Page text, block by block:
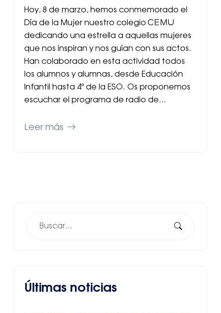
Hoy, 8 de marzo, hemos conmemorado el
Día de la Mujer nuestro colegio CEMU
dedicando una estrella a aquellas mujeres
que nos inspiran y nos guían con sus actos.
Han colaborado en esta actividad todos
los alumnos y alumnas, desde Educación
Infantil hasta 4º de la ESO. Os proponemos
escuchar el programa de radio de…
Leer más
Últimas noticias